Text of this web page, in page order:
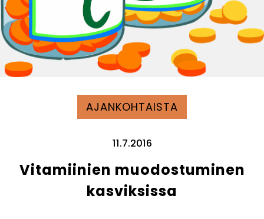
AJANKOHTAISTA
11.7.2016
Vitamiinien muodostuminen
kasviksissa